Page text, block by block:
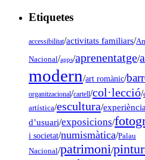
Etiquetes
accessibilitat/activitats familiars/
Nacional/apps/aprenentatge/
modern/art romànic/
organitzacional/cartell/col·lecció/
artística/escultura/experiència
d’usuari/exposicions/
i societat/numismàtica/Palau
Nacional/patrimoni/